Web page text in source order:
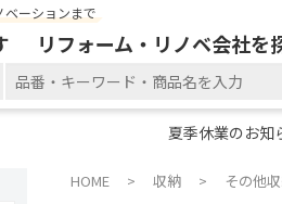
ベーションまで
リフォーム・リノベ会社を
夏季休業のお知
HOME 収納 その他